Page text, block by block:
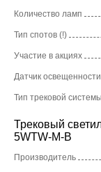
Количество ламп
Тип спотов (!)
Участие в акциях
Датчик освещенности
Тип трековой системы
Трековый
5WTW-M-B
Производитель